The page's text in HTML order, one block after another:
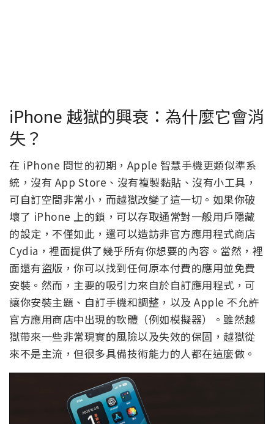
iPhone 越獄的興衰：為什麼它會消
失？
在 iPhone 問世的初期，Apple 智慧手機更類似準系
統，沒有 App Store、沒有複製黏貼、沒有小工具，
可自訂空間非常小，而越獄改變了這一切。如果你破
壞了 iPhone 上的鎖，可以存取通常對一般用戶隱藏
的設定，不僅如此，還可以造訪非官方應用程式商店
Cydia，裡面提供了幾乎所有你想要的內容。當然，裡
面還有盜版，你可以找到任何原本付費的應用並免費
安裝。然而，主要的吸引力來自於自訂應用程式，可
讓你安裝主題、自訂手機和調整，以及 Apple 不允許
官方應用商店中出現的軟體（例如模擬器）。雖然越
獄帶來一些非常現實的風險以及失效的保固，越獄從
來不是主流，但很多具備技術能力的人都在這麼做。